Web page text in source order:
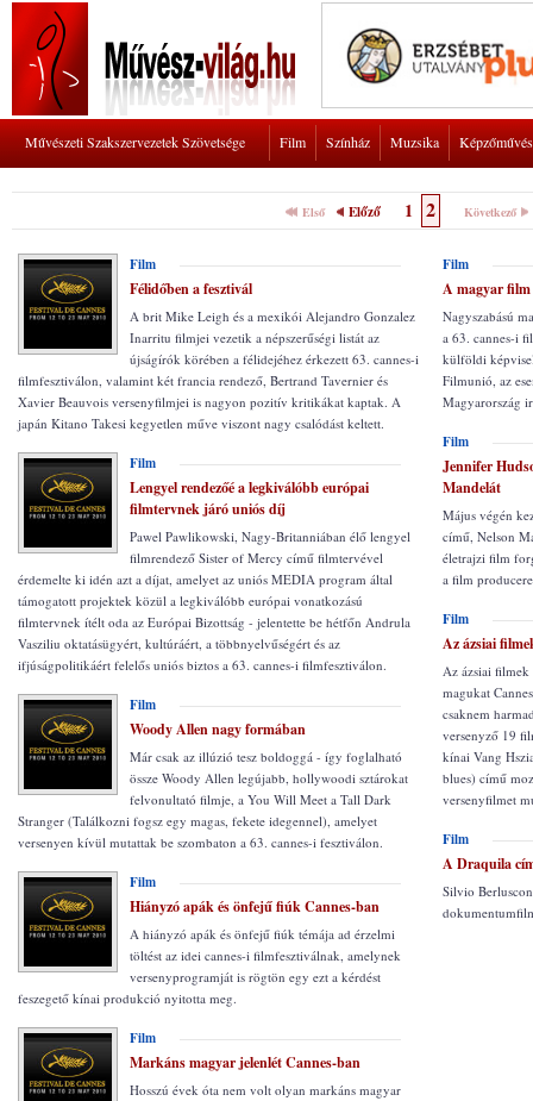
Művészeti Szakszervezetek Szövetsége Film Színház Muzsika
Első Előző 1 2 Következő
Film
Félidőben a fesztivál
A brit Mike Leigh és a mexikói Alejandro Gonzalez
Inarritu filmjei vezetik a népszerűségi listát az
újságírók körében a félidejéhez érkezett 63. cannes-i
filmfesztiválon, valamint két francia rendező, Bertrand Tavernier és
Xavier Beauvois versenyfilmjei is nagyon pozitív kritikákat kaptak. A
japán Kitano Takesi kegyetlen műve viszont nagy csalódást keltett.
Film
Lengyel rendezőé a legkiválóbb európai
filmtervnek járó uniós díj
Pawel Pawlikowski, Nagy-Britanniában élő lengyel
filmrendező Sister of Mercy című filmtervével
érdemelte ki idén azt a díjat, amelyet az uniós MEDIA program által
támogatott projektek közül a legkiválóbb európai vonatkozású
filmtervnek ítélt oda az Európai Bizottság - jelentette be hétfőn Andrula
Vasziliu oktatásügyért, kultúráért, a többnyelvűségért és az
ifjúságpolitikáért felelős uniós biztos a 63. cannes-i filmfesztiválon.
Film
Woody Allen nagy formában
Már csak az illúzió tesz boldoggá - így foglalható
össze Woody Allen legújabb, hollywoodi sztárokat
felvonultató filmje, a You Will Meet a Tall Dark
Stranger (Találkozni fogsz egy magas, fekete idegennel), amelyet
versenyen kívül mutattak be szombaton a 63. cannes-i fesztiválon.
Film
Hiányzó apák és önfejű fiúk Cannes-ban
A hiányzó apák és önfejű fiúk témája ad érzelmi
töltést az idei cannes-i filmfesztiválnak, amelynek
versenyprogramját is rögtön egy ezt a kérdést
feszegető kínai produkció nyitotta meg.
Film
Markáns magyar jelenlét Cannes-ban
Hosszú évek óta nem volt olyan markáns magyar
Film
A magyar film
Nagyszabású
a 63. cannes-i
külföldi
Filmunió, az
Magyarország
Film
Jennifer
Mandelát
Május végén
című, Nelson
életrajzi film
a film
Film
Az ázsiai
Az ázsiai
magukat
csaknem
versenyző 19
kínai Vang
blues) című
versenyfilmet
Film
A Draquila
Silvio